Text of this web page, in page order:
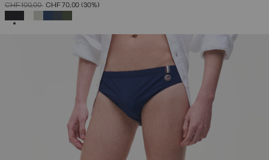
PREZZO RIDOTTO DA
CHF 100,00ACHF 70,00 (30%)